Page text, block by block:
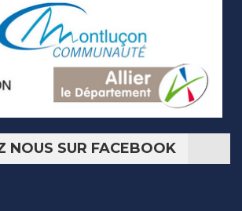
NOUS SUR FACEBOOK